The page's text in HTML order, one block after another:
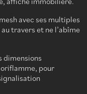
avec ses multiples
travers et ne l’abîme
dimensions
pour